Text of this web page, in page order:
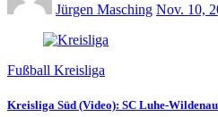
Jürgen Masching Nov. 10,
Fußball Kreisliga
Kreisliga Süd (Video): SC Luhe-